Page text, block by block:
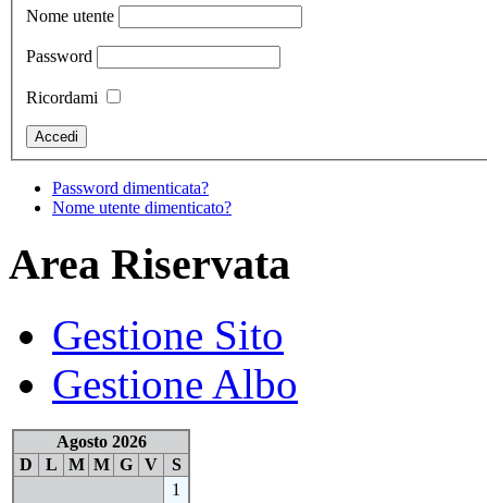
Nome utente
Password
Ricordami
Password dimenticata?
Nome utente dimenticato?
Area Riservata
Gestione Sito
Gestione Albo
Agosto 2026
D
L M M G V
S
1